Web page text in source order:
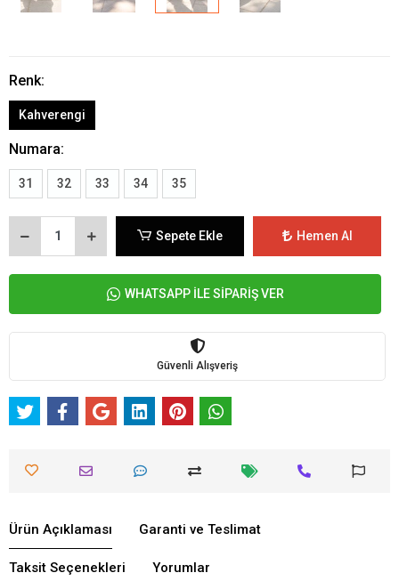
Renk:
Kahverengi
Numara:
31 32 33 34 35
Sepete Ekle Hemen Al
WHATSAPP İLE SİPARİŞ VER
Güvenli Alışveriş
Ürün Açıklaması Garanti ve Teslimat
Taksit Seçenekleri Yorumlar